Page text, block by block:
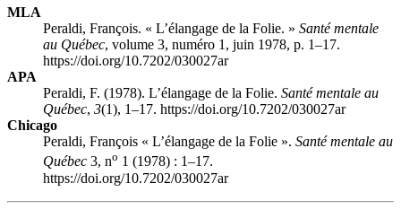
MLA
Peraldi, François. « L’élangage de la Folie. » Santé mentale
au Québec, volume 3, numéro 1, juin 1978, p. 1–17.
https://doi.org/10.7202/030027ar
APA
Peraldi, F. (1978). L’élangage de la Folie. Santé mentale au
Québec, 3(1), 1–17. https://doi.org/10.7202/030027ar
Chicago
Peraldi, François « L’élangage de la Folie ». Santé mentale au
Québec 3, no 1 (1978) : 1–17.
https://doi.org/10.7202/030027ar